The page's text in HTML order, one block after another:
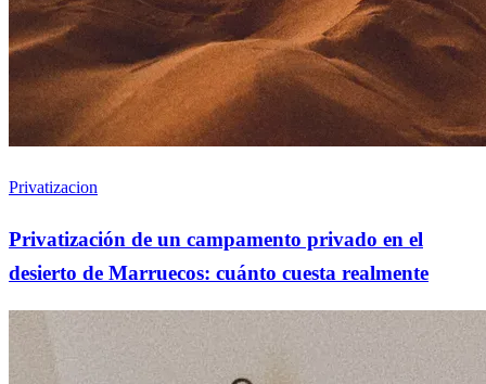
Privatizacion
Privatización de un campamento privado en el
desierto de Marruecos: cuánto cuesta realmente